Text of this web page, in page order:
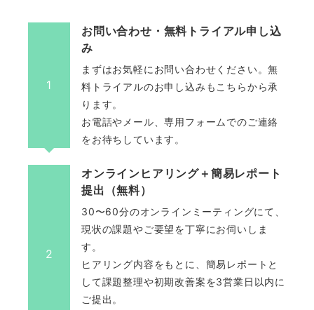
1
お問い合わせ・無料トライアル申し込
み
まずはお気軽にお問い合わせください。無
料トライアルのお申し込みもこちらから承
ります。
お電話やメール、専用フォームでのご連絡
をお待ちしています。
2
オンラインヒアリング＋簡易レポート
提出（無料）
30〜60分のオンラインミーティングにて、
現状の課題やご要望を丁寧にお伺いしま
す。
ヒアリング内容をもとに、簡易レポートと
して課題整理や初期改善案を3営業日以内に
ご提出。